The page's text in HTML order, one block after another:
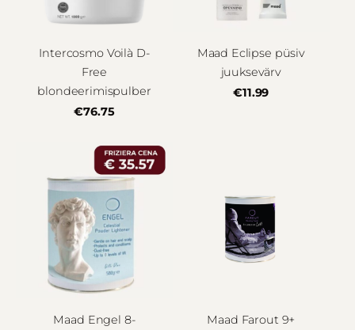
Intercosmo Voilà D-
Free
blondeerimispulber
€76.75
Maad Eclipse püsiv
juuksevärv
€11.99
Maad Engel 8-
Maad Farout 9+